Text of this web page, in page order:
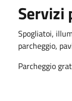
Servizi
Spogliatoi,
parcheggio,
Parcheggio